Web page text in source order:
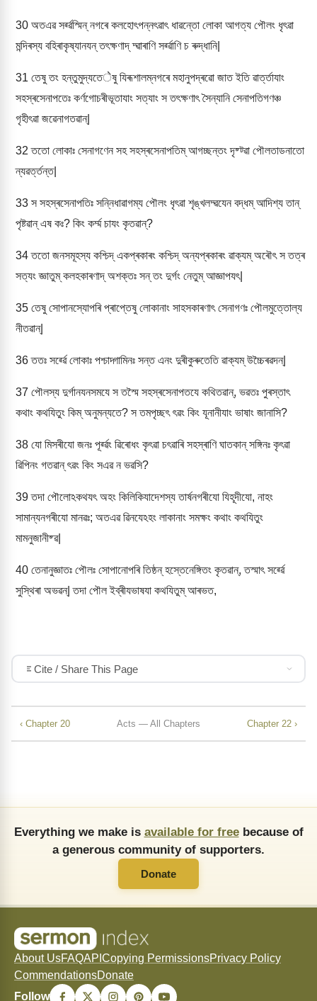
30 অতএৱ সৰ্ৱ্ৱস্মিন্ নগৰে কলহোৎপন্নৎৱাৎ ধাৱন্তো লোকা আগত্য পৌলং ধৃৎৱা
মন্দিৰস্য বহিৰাকৃষ্যানযন্ তৎক্ষণাদ্ দ্ৱাৰাণি সৰ্ৱ্ৱাণি চ ৰুদ্ধানি|
31 তেষু তং হন্তুমুদ্যতেेষু যিৰূশালম্নগৰে মহানুপদ্ৰৱো জাত ইতি ৱাৰ্ত্তাযাং
সহস্ৰসেনাপতেঃ কৰ্ণগোচৰীভূতাযাং সত্যাং স তৎক্ষণাৎ সৈন্যানি সেনাপতিগণঞ্চ
গৃহীৎৱা জৱেনাগতৱান্|
32 ততো লোকাঃ সেনাগণেন সহ সহস্ৰসেনাপতিম্ আগচ্ছন্তং দৃষ্ট্ৱা পৌলতাডনাতো
ন্যৱৰ্ত্তন্ত|
33 স সহস্ৰসেনাপতিঃ সন্নিধাৱাগম্য পৌলং ধৃৎৱা শৃঙ্খলদ্ৱযেন বদ্ধম্ আদিশ্য তান্
পৃষ্টৱান্ এষ কঃ? কিং কৰ্ম্ম চাযং কৃতৱান্?
34ততো জনসমূহস্য কশ্চিদ্ একপ্ৰকাৰং কশ্চিদ্ অন্যপ্ৰকাৰং ৱাক্যম্ অৰৌৎ স তত্ৰ
সত্যং জ্ঞাতুম্ কলহকাৰণাদ্ অশক্তঃ সন্ তং দুৰ্গং নেতুম্ আজ্ঞাপযৎ|
35 তেষু সোপানস্যোপৰি প্ৰাপ্তেষু লোকানাং সাহসকাৰণাৎ সেনাগণঃ পৌলমুত্তোল্য
নীতৱান্|
36ততঃ সৰ্ৱ্ৱে লোকাঃ পশ্চাদ্গামিনঃ সন্ত এনং দুৰীকুৰুতেতি ৱাক্যম্ উচ্চৈৰৱদন্|
37 পৌলস্য দুৰ্গানযনসমযে স তস্মৈ সহস্ৰসেনাপতযে কথিতৱান্, ভৱতঃ পুৰস্তাৎ
কথাং কথযিতুং কিম্ অনুমন্যতে? স তমপৃচ্ছৎ ৎৱং কিং যূনানীযাং ভাষাং জানাসি?
38 যো মিসৰীযো জনঃ পূৰ্ৱ্ৱং ৱিৰোধং কৃৎৱা চৎৱাৰি সহস্ৰাণি ঘাতকান্ সঙ্গিনঃ কৃৎৱা
ৱিপিনং গতৱান্ ৎৱং কিং সএৱ ন ভৱসি?
39তদা পৌলোঽকথযৎ অহং কিলিকিযাদেশস্য তাৰ্ষনগৰীযো যিহূদীযো, নাহং
সামান্যনগৰীযো মানৱঃ; অতএৱ ৱিনযেঽহং লাকানাং সমক্ষং কথাং কথযিতুং
মামনুজানীষ্ৱ|
40 তেনানুজ্ঞাতঃ পৌলঃ সোপানোপৰি তিষ্ঠন্ হস্তেনেঙ্গিতং কৃতৱান্, তস্মাৎ সৰ্ৱ্ৱে
সুস্থিৰা অভৱন্| তদা পৌল ইব্ৰীযভাষযা কথযিতুম্ আৰভত,
Cite / Share This Page
‹ Chapter 20 Acts — All Chapters Chapter 22 ›
Everything we make is available for freebecause of
a generous community of supporters.
Donate
About UsFAQAPI Copying PermissionsPrivacy Policy
CommendationsDonate
Follow